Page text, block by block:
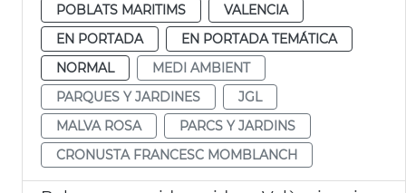
POBLATS MARITIMS
VALENCIA
EN PORTADA
EN PORTADA TEMÁTICA
NORMAL
MEDI AMBIENT
PARQUES Y JARDINES
JGL
MALVA ROSA
PARCS Y JARDINS
CRONUSTA FRANCESC MOMBLANCH